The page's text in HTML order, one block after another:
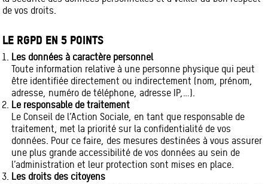
de vos droits.
LE RGPD EN 5 POINTS
Les données à caractère personnel
Toute information relative à une personne physique qui peut
être identifiée directement ou indirectement (nom, prénom,
adresse, numéro de téléphone, adresse IP,…).
Le responsable de traitement
Le Conseil de l’Action Sociale, en tant que responsable de
traitement, met la priorité sur la confidentialité de vos
données. Pour ce faire, des mesures destinées à vous assurer
une plus grande accessibilité de vos données au sein de
l’administration et leur protection sont mises en place.
Les droits des citoyens